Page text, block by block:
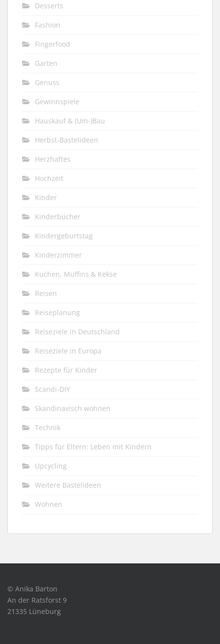
Desserts
Fashion
Fingerfood
Garten
Genuss
Gewinnspiele
Hauskauf & (Um-)Bau
Herbst-Bastelideen
Herzhaftes
Hochzeit
Kinder
Kinderbücher
Kindergeburtstag
Kinderzimmer
Kuchen, Muffins & Kekse
Reisen
Reiseplanung
Reiseziele in Deutschland
Reiseziele in Europa
Rezepte für Kinder
Scandi-DIY
Skandinavisch wohnen
Technik
Tipps für Eltern: Leben mit Kindern
Upcycling
Weitere Bastelideen
Wohnen
© Anika Barton
An der Ratsforst 9
21335 Lüneburg